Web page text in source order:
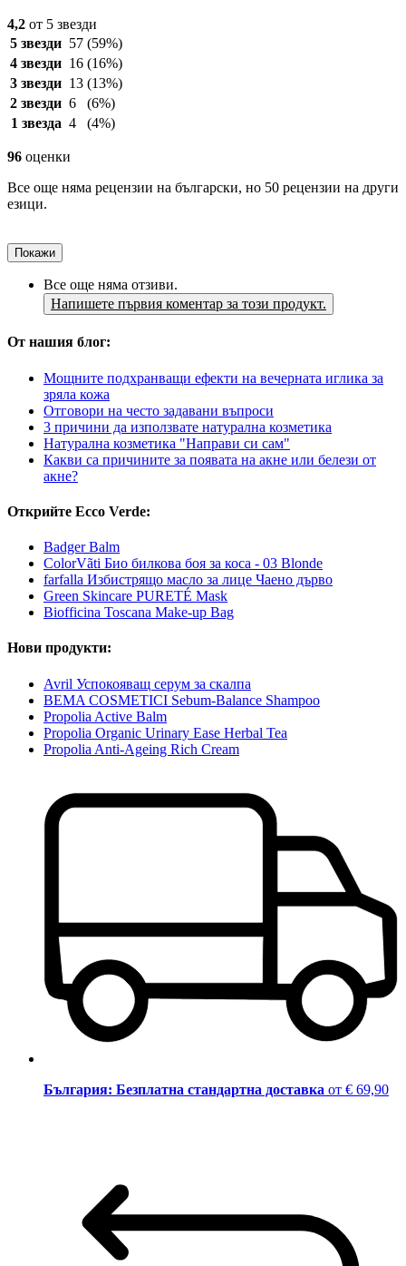
4,2 от 5 звезди
5 звезди 57 (59%)
4 звезди 16 (16%)
3 звезди 13 (13%)
2 звезди 6
(6%)
1 звезда 4 (4%)
96 оценки
Все още няма рецензии на български, но 50 рецензии на други
езици.
Покажи
Все още няма отзиви.
Напишете първия коментар за този продукт.
От нашия блог:
Мощните подхранващи ефекти на вечерната иглика за
зряла кожа
Отговори на често задавани въпроси
3 причини да използвате натурална козметика
Натурална козметика "Направи си сам"
Какви са причините за появата на акне или белези от
акне?
Открийте Ecco Verde:
Badger Balm
ColorVãti Био билкова боя за коса - 03 Blonde
farfalla Избистрящо масло за лице Чаено дърво
Green Skincare PURETÉ Mask
Biofficina Toscana Make-up Bag
Нови продукти:
Avril Успокояващ серум за скалпа
BEMA COSMETICI Sebum-Balance Shampoo
Propolia Active Balm
Propolia Organic Urinary Ease Herbal Tea
Propolia Anti-Ageing Rich Cream
България: Безплатна стандартна доставка от € 69,90